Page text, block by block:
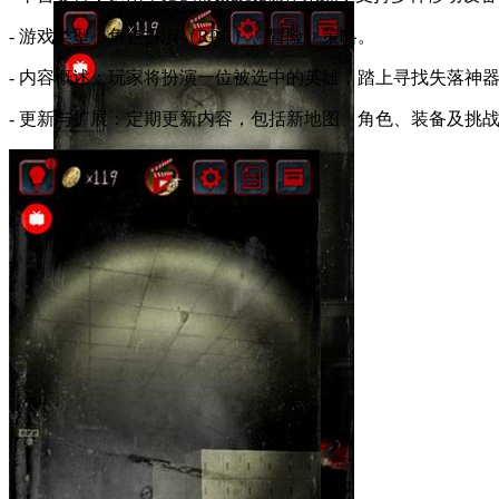
- 游戏类型：角色扮演（RPG）、冒险、策略。
- 内容概述：玩家将扮演一位被选中的英雄，踏上寻找失落神
- 更新与扩展：定期更新内容，包括新地图、角色、装备及挑